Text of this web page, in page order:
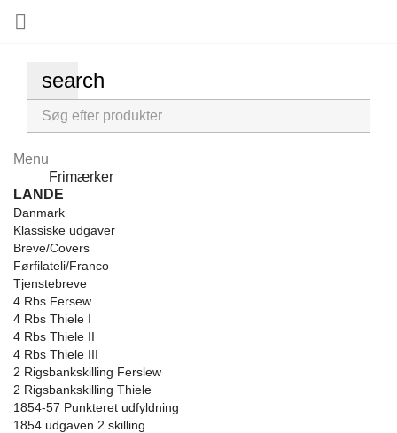

search
Menu
Frimærker
LANDE
Danmark
Klassiske udgaver
Breve/Covers
Førfilateli/Franco
Tjenstebreve
4 Rbs Fersew
4 Rbs Thiele I
4 Rbs Thiele II
4 Rbs Thiele III
2 Rigsbankskilling Ferslew
2 Rigsbankskilling Thiele
1854-57 Punkteret udfyldning
1854 udgaven 2 skilling